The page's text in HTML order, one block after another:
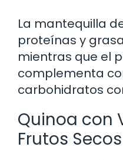
La mantequilla
proteínas y
mientras que el
complementa
carbohidratos
Quinoa con
Frutos Secos